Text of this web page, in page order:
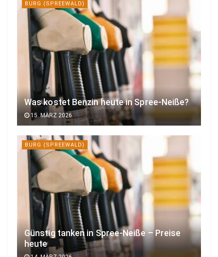
BURG (SPREEWALD)
Was kostet Benzin heute in Spree-Neiße?
15. MÄRZ 2026
BURG (SPREEWALD)
Günstig tanken in Spree-Neiße – Preise
heute